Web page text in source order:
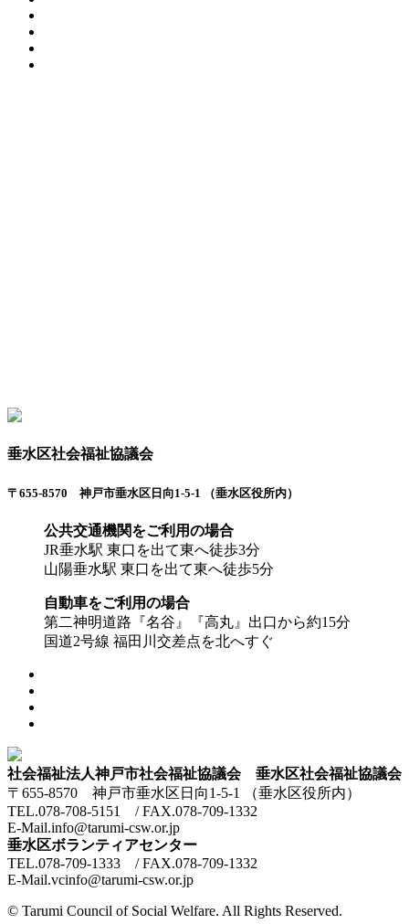
垂水区社会福祉協議会
〒655-8570 神戸市垂水区日向1-5-1 （垂水区役所内）
公共交通機関をご利用の場合
JR垂水駅 東口を出て東へ徒歩3分
山陽垂水駅 東口を出て東へ徒歩5分
自動車をご利用の場合
第二神明道路『名谷』『高丸』出口から約15分
国道2号線 福田川交差点を北へすぐ
社会福祉法人神戸市社会福祉協議会 垂水区社会福祉協議会
〒655-8570 神戸市垂水区日向1-5-1 （垂水区役所内）
TEL.078-708-5151 / FAX.078-709-1332
E-Mail.info@tarumi-csw.or.jp
垂水区ボランティアセンター
TEL.078-709-1333 / FAX.078-709-1332
E-Mail.vcinfo@tarumi-csw.or.jp
© Tarumi Council of Social Welfare. All Rights Reserved.